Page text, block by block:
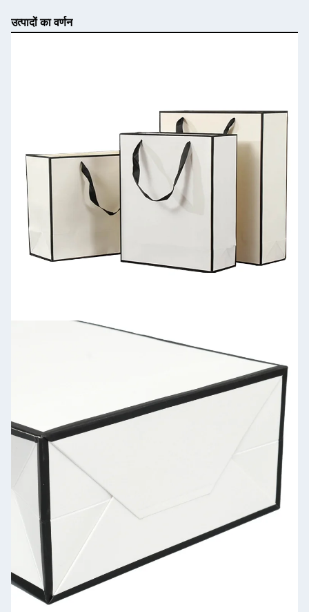
उत्पादों का वर्णन